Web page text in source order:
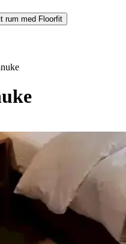
rum med Floorfit